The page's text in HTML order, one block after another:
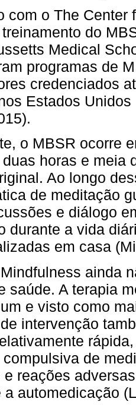
com o The
do
Medical
programas de
credenciados
Estados
o MBSR ocorre
horas e meia
Ao longo
de meditação
e diálogo
durante a vida
em casa
ainda
saúde. A terapia
e visto como
intervenção
de
e reações
a automedicação